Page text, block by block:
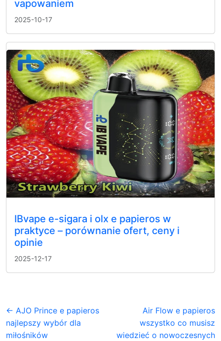
vapowaniem
2025-10-17
IBvape e-sigara i olx e papieros w
praktyce – porównanie ofert, ceny i
opinie
2025-12-17
← AJO Prince e papieros
najlepszy wybór dla
miłośników
Air Flow e papieros
wszystko co musisz
wiedzieć o nowoczesnych